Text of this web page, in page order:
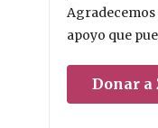
apoyo que
Donar a